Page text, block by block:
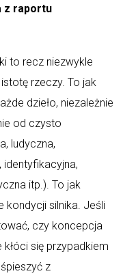
z raportu
to recz niezwykle
rzeczy. To jak
dzieło, niezależnie
od czysto
ludyczna,
itp.). To jak
kondycji silnika. Jeśli
czy koncepcja
się przypadkiem
z